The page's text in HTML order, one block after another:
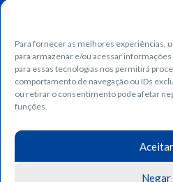
Para fornecer as melhores experiências,
para armazenar e/ou acessar
para essas tecnologias nos permitirá
comportamento de navegação ou IDs
ou retirar o consentimento pode afetar
funções.
Aceitar
Negar
Contato
Trabalhe